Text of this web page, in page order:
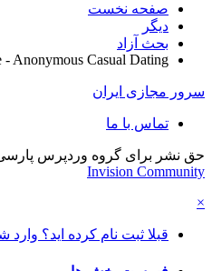
صفحه نخست
دیگر
بحث آزاد
Anonymous Casual Dating
سرور مجازی ایران
تماس با ما
حق نشر برای گروه وردپرس
Invision Community
×
قبلا ثبت نام کرده اید؟ وارد